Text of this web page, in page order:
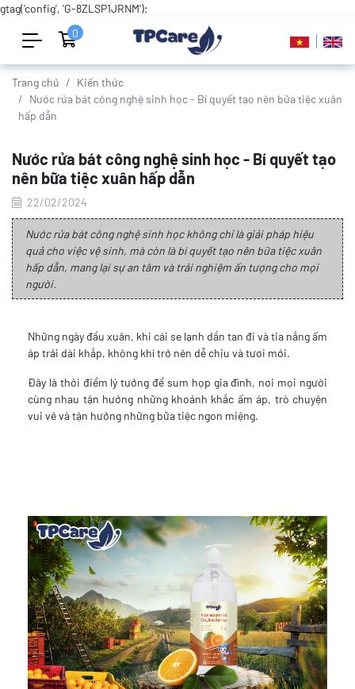
gtag('config', 'G-8ZLSP1JRNM');
0
Trang chủ
Kiến thức
Nước rửa bát công nghệ sinh học - Bí quyết tạo nên bữa tiệc xuân
hấp dẫn
Nước rửa bát công nghệ sinh học - Bí quyết tạo
nên bữa tiệc xuân hấp dẫn
22/02/2024
Nước rửa bát công nghệ sinh học không chỉ là giải pháp hiệu
quả cho việc vệ sinh, mà còn là bí quyết tạo nên bữa tiệc xuân
hấp dẫn, mang lại sự an tâm và trải nghiệm ấn tượng cho mọi
người.
Những ngày đầu xuân, khi cái se lạnh dần tan đi và tia nắng ấm
áp trải dài khắp, không khí trở nên dễ chịu và tươi mới.
Đây là thời điểm lý tưởng để sum họp gia đình, nơi mọi người
cùng nhau tận hưởng những khoảnh khắc ấm áp, trò chuyện
vui vẻ và tận hưởng những bữa tiệc ngon miệng.